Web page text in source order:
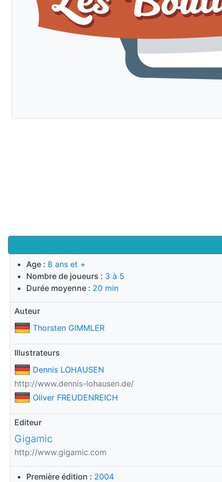
Age : 8 ans et +
Nombre de joueurs : 3 à 5
Durée moyenne : 20 min
Auteur
Thorsten GIMMLER
Illustrateurs
Dennis LOHAUSEN
http://www.dennis-lohausen.de/
Oliver FREUDENREICH
Editeur
Gigamic
http://www.gigamic.com
Première édition : 2004